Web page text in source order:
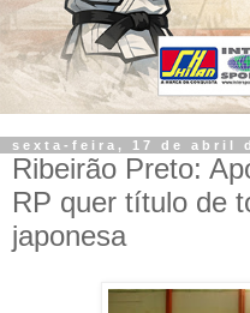
sexta-feira, 17 de abril
Ribeirão Preto:
RP quer título de
japonesa